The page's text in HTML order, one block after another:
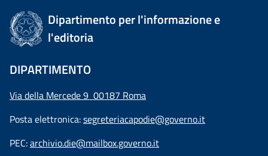
Dipartimento per l'informazione e
l'editoria
DIPARTIMENTO
Via della Mercede 9 00187 Roma
Posta elettronica:segreteriacapodie@governo.it
PEC:archivio.die@mailbox.governo.it